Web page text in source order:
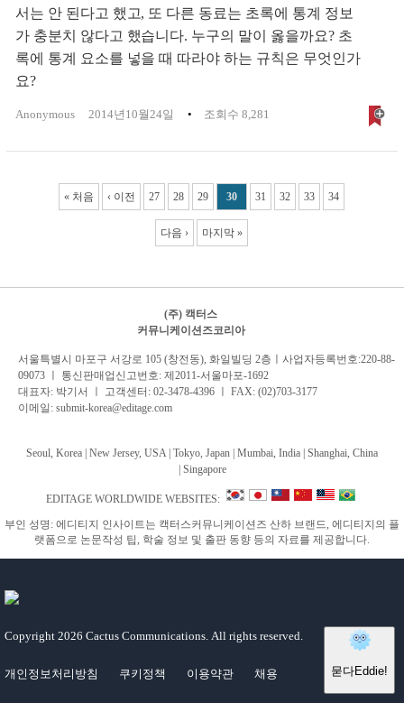
서는 안 된다고 했고, 또 다른 동료는 초록에 통계 정보
가 충분치 않다고 했습니다. 누구의 말이 옳을까요? 초
록에 통계 요소를 넣을 때 따라야 하는 규칙은 무엇인가
요?
Anonymous 2014년10월24일 조회수 8,281
« 처음 ‹ 이전 27 28 29 30 31 32 33 34
다음 › 마지막 »
(주) 캑터스
커뮤니케이션즈코리아
서 울특별시 마포구 서강로 105 (창전동), 화일빌딩 2층 ㅣ사업자등록번호:220-88-
09073 ㅣ 통신판매업신고번호: 제2011-서울마포-1692
대표자: 박기서 ㅣ 고객센터: 02-3478-4396 ㅣ FAX: (02)703-3177
이메일: submit-korea@editage.com
Seoul, Korea | New Jersey, USA | Tokyo, Japan | Mumbai, India | Shanghai, China
Singapore
EDITAGE WORLDWIDE WEBSITES:
부인 성명: 에디티지 인사이트는 캑터스커뮤니케이션즈 산하 브랜드, 에디티지의 플
랫폼으로 논문작성 팁, 학술 정보 및 출판 동향 등의 자료를 제공합니다.
Copyright 2026 Cactus Communications. All rights reserved.
개인정보처리방침 쿠키정책 이용약관 채용